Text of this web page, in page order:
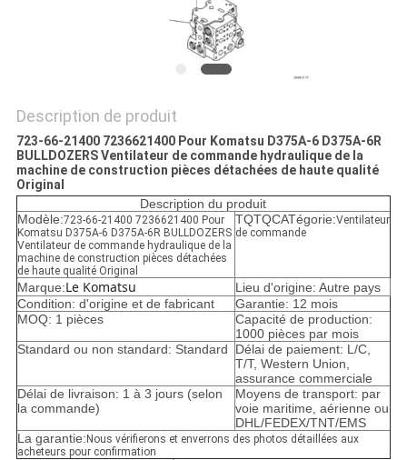
CONFIDENTIALITÉ
Description de produit
723-66-21400 7236621400 Pour Komatsu D375A-6 D375A-6R
BULLDOZERS Ventilateur de commande hydraulique de la
machine de construction pièces détachées de haute qualité
Original
Description du produit
Modèle:723-66-21400 7236621400 Pour
Komatsu D375A-6 D375A-6R BULLDOZERS
Ventilateur de commande hydraulique de la
machine de construction pièces détachées
de haute qualité Original
TQTQCATégorie:Ventilateur
de commande
Marque:Le Komatsu
Lieu d'origine: Autre pays
Condition: d'origine et de fabricant
Garantie: 12 mois
MOQ: 1 pièces
Capacité de production:
1000 pièces par mois
Standard ou non standard: Standard
Délai de paiement: L/C,
T/T, Western Union,
assurance commerciale
Délai de livraison: 1 à 3 jours (selon
la commande)
Moyens de transport: par
voie maritime, aérienne ou
DHL/FEDEX/TNT/EMS
La garantie: Nous vérifierons et enverrons des photos détaillées aux
acheteurs pour confirmation